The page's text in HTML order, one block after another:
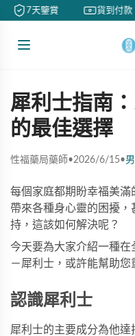
7天鑒賞 貨到付款
犀利士指南
的最佳選擇
性福藥局藥師•2026/6/15•
每個家庭都期盼幸福美
帶來各種身心靈的困擾
持，這該如何解決呢？
今天要為大家介紹一種
－犀利士 ，或許能幫助您
認識犀利士
犀利士的主要成分為他達